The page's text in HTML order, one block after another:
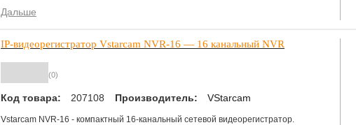
Дальше
IP-видеорегистратор Vstarcam NVR-16 — 16 канальный NVR
(0)
Код товара: 207108 Производитель: VStarcam
Vstarcam NVR-16 - компактный 16-канальный сетевой видеорегистратор.